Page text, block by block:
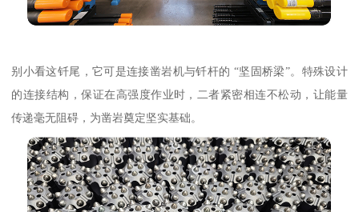
别小看这钎尾，它可是连接凿岩机与钎杆的 “坚固桥梁”。特殊设计
的连接结构，保证在高强度作业时，二者紧密相连不松动，让能量
传递毫无阻碍，为凿岩奠定坚实基础。